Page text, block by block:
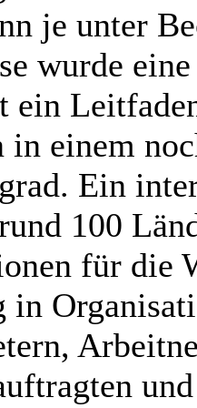
je unter
wurde
ein
einem
Ein
100
für die